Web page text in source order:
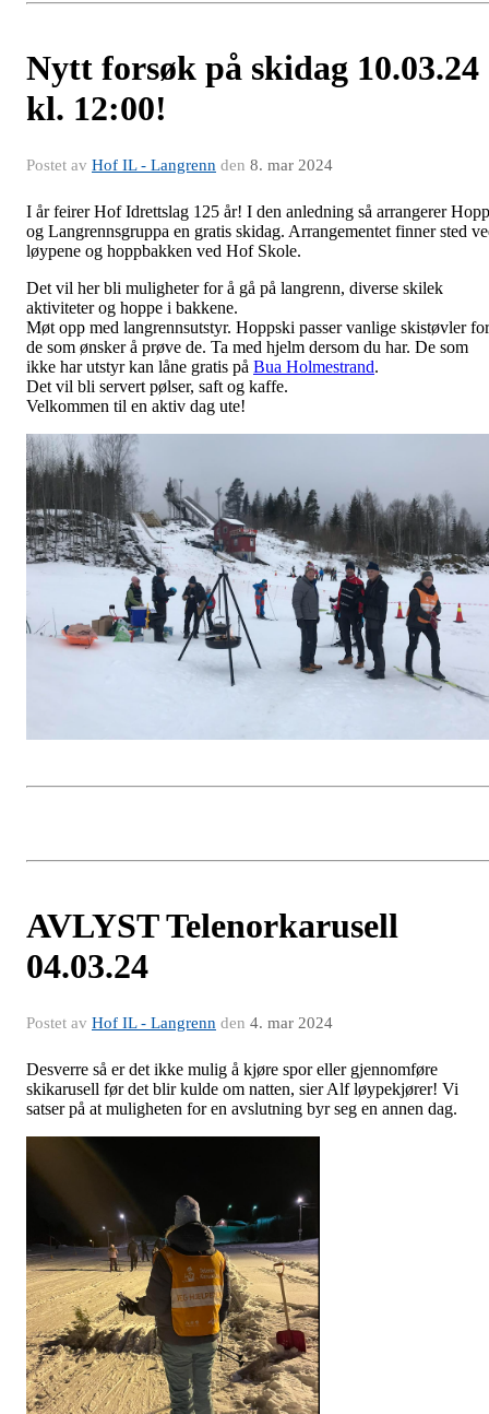
Nytt forsøk på skidag 10.03.24
kl. 12:00!
Postet av Hof IL - Langrenn den 8. mar 2024
I år feirer Hof Idrettslag 125 år! I den anledning så arrangerer
og Langrennsgruppa en gratis skidag. Arrangementet finner sted
løypene og hoppbakken ved Hof Skole.
Det vil her bli muligheter for å gå på langrenn, diverse skilek
aktiviteter og hoppe i bakkene.
Møt opp med langrennsutstyr. Hoppski passer vanlige skistøvler for
de som ønsker å prøve de. Ta med hjelm dersom du har. De som
ikke har utstyr kan låne gratis på Bua Holmestrand.
Det vil bli servert pølser, saft og kaffe.
Velkommen til en aktiv dag ute!
AVLYST Telenorkarusell
04.03.24
Postet av Hof IL - Langrenn den 4. mar 2024
Desverre så er det ikke mulig å kjøre spor eller gjennomføre
skikarusell før det blir kulde om natten, sier Alf løypekjører! Vi
satser på at muligheten for en avslutning byr seg en annen dag.